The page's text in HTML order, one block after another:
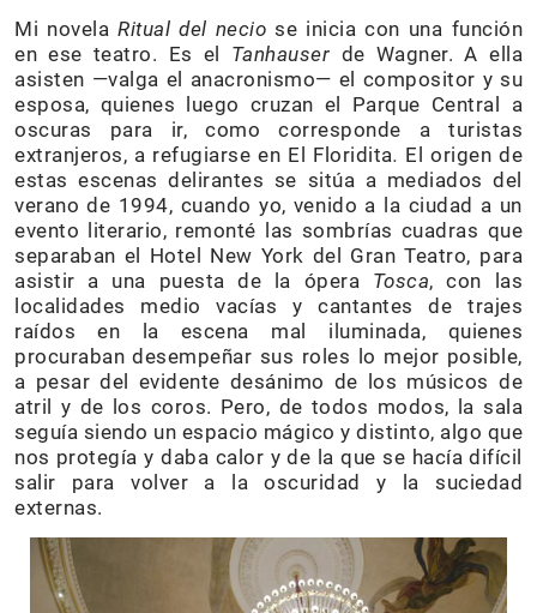
Mi novelaRitual del necio se inicia con una función
en ese teatro. Es el Tanhauser de Wagner. A ella
asisten —valga el anacronismo— el compositor y su
esposa, quienes luego cruzan el Parque Central a
oscuras para ir, como corresponde a turistas
extranjeros, a refugiarse en El Floridita. El origen de
estas escenas delirantes se sitúa a mediados del
verano de 1994, cuando yo, venido a la ciudad a un
evento literario, remonté las sombrías cuadras que
separaban el Hotel New York del Gran Teatro, para
asistir a una puesta de la ópera Tosca, con las
localidades medio vacías y cantantes de trajes
raídos en la escena mal iluminada, quienes
procuraban desempeñar sus roles lo mejor posible,
a pesar del evidente desánimo de los músicos de
atril y de los coros. Pero, de todos modos, la sala
seguía siendo un espacio mágico y distinto, algo que
nos protegía y daba calor y de la que se hacía difícil
salir para volver a la oscuridad y la suciedad
externas.